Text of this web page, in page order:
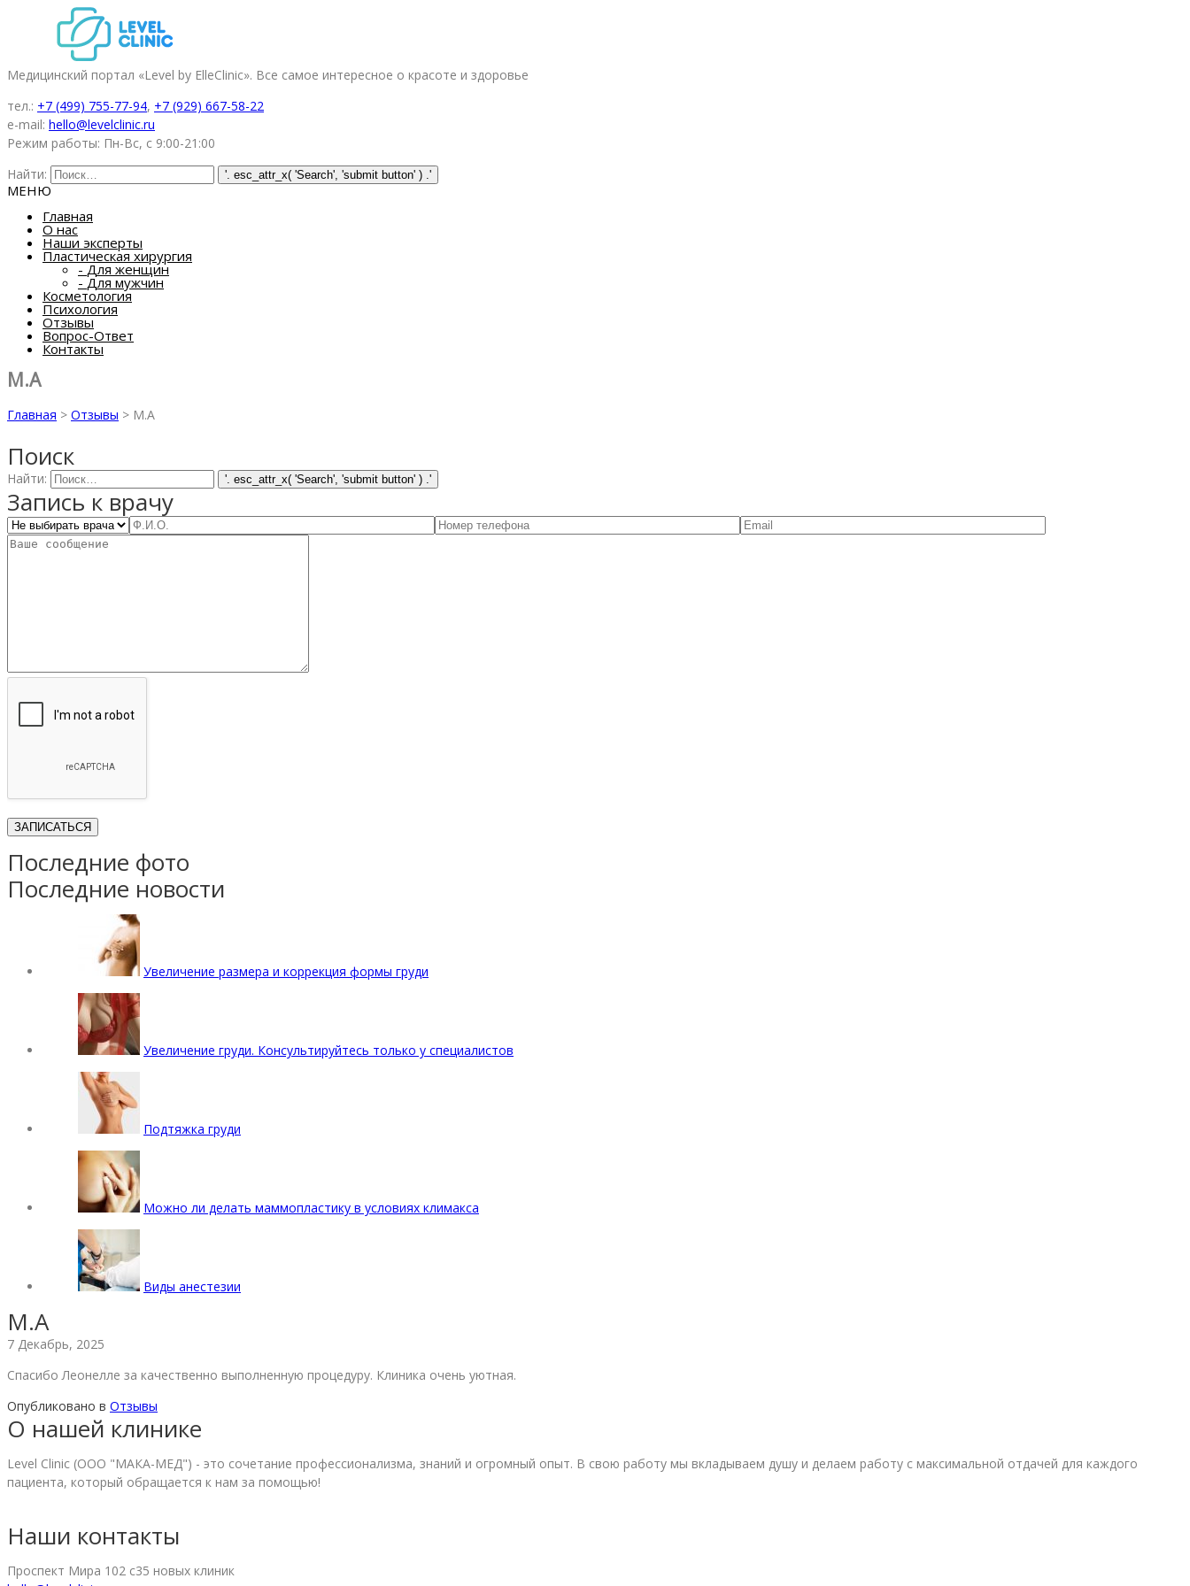
Медицинский портал «Level by ElleClinic». Все самое интересное о красоте и здоровье
тел.: +7 (499) 755-77-94, +7 (929) 667-58-22
e-mail: hello@levelclinic.ru
Режим работы: Пн-Вс, с 9:00-21:00
Найти:
МЕНЮ
Главная
О нас
Наши эксперты
Пластическая хирургия
- Для женщин
- Для мужчин
Косметология
Психология
Отзывы
Вопрос-Ответ
Контакты
M.A
Главная > Отзывы > M.A
Поиск
Найти:
Запись к врачу
Последние фото
Последние новости
Увеличение размера и коррекция формы груди
Увеличение груди. Консультируйтесь только у специалистов
Подтяжка груди
Можно ли делать маммопластику в условиях климакса
Виды анестезии
M.A
7 Декабрь, 2025
Спасибо Леонелле за качественно выполненную процедуру. Клиника очень уютная.
Опубликовано в Отзывы
О нашей клинике
Level Clinic (ООО "МАКА-МЕД") - это сочетание профессионализма, знаний и огромный опыт. В свою работу мы вкладываем душу и делаем работу с максимальной отдачей для каждого
пациента, который обращается к нам за помощью!
Наши контакты
Проспект Мира 102 с35 новых клиник